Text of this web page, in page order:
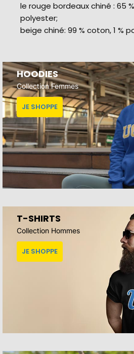
le rouge bordeaux chiné : 65
polyester;
beige chiné: 99 % coton, 1 %
HOODIES
Collection Femmes
JE SHOPPE
T-SHIRTS
Collection Hommes
JE SHOPPE